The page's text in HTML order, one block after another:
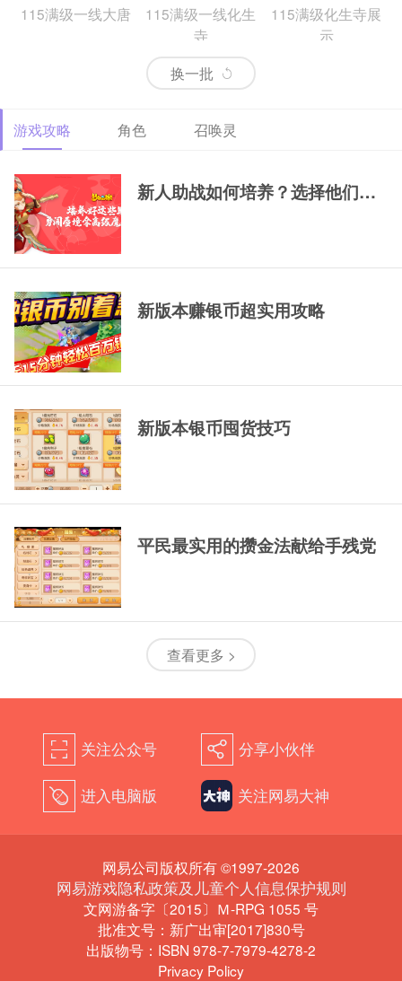
115满级一线大唐
115满级一线化生
寺
115满级化生寺展
示
示
示
换一批
游戏攻略 角色 召唤灵
新人助战如何培养？选择他们，一
新版本赚银币超实用攻略
新版本银币囤货技巧
平民最实用的攒金法献给手残党
查看更多 >
򰀁 关注公众号 򰀂 分享小伙伴
򰀄 进入电脑版 关注网易大神
网易公司版权所有 ©1997-2026
网易游戏隐私政策及儿童个人信息保护规则
文网游备字〔2015〕Ｍ-RPG 1055 号
批准文号：新广出审[2017]830号
出版物号：ISBN 978-7-7979-4278-2
Privacy Policy